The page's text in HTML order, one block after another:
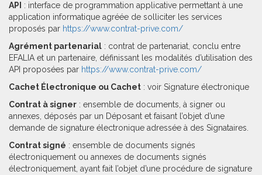
API
: interface de programmation applicative permettant à une
application informatique agréée de solliciter les services
proposés par https://www.contrat-prive.com/
Agrément partenarial : contrat de partenariat, conclu entre
EFALIA et un partenaire, définissant les modalités d’utilisation des
API proposées par https://www.contrat-prive.com/
Cachet Électronique ou Cachet : voir Signature électronique
Contrat à signer : ensemble de documents, à signer ou
annexes, déposés par un Déposant et faisant l’objet d’une
demande de signature électronique adressée à des Signataires.
Contrat signé : ensemble de documents signés
électroniquement ou annexes de documents signés
électroniquement, ayant fait l’objet d’une procédure de signature